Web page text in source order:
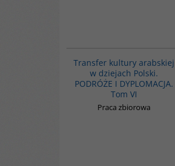
Transfer kultury arabskiej
w dziejach Polski.
PODRÓŻE I DYPLOMACJA.
Tom VI
Praca zbiorowa